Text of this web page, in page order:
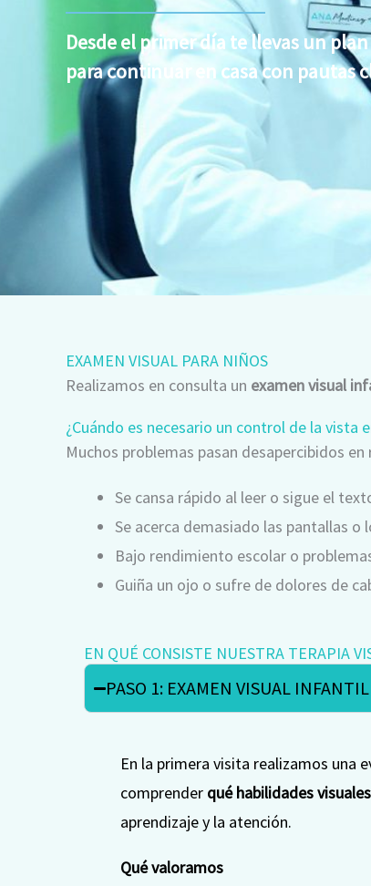
Desde el primer día te llevas un
para continuar en casa con pautas
EXAMEN VISUAL PARA NIÑOS
Realizamos en consulta un examen visual
¿Cuándo es necesario un control de la vista
Muchos problemas pasan desapercibidos
Se cansa rápido al leer o sigue el
Se acerca demasiado las pantallas o
Bajo rendimiento escolar o
Guiña un ojo o sufre de dolores de
EN QUÉ CONSISTE NUESTRA TERAPIA
PASO 1: EXAMEN VISUAL
En la primera visita realizamos una
comprender qué habilidades visuales
aprendizaje y la atención.
Qué valoramos